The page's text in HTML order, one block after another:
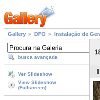
Gallery DFO Instalação de
busca avançada
Ver Slideshow
View Slideshow
(Fullscreen)